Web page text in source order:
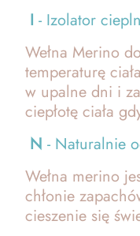
I - Izolator
Wełna Merino
temperaturę
w upalne dni i
ciepłotę ciała
N - Naturalnie
Wełna merino
chłonie
cieszenie się